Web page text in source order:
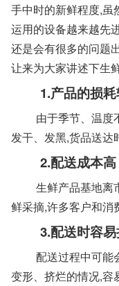
手中时的新鲜程度,虽
运用的设备越来越先
还是会有很多的问题
让来为大家讲述下生
1.产品的损
由于季节、温度
发干、发黑,货品送达
2.配送成本高
生鲜产品基地离
鲜采摘,许多客户和消
3.配送时容
配送过程中可能
变形、挤烂的情况,容